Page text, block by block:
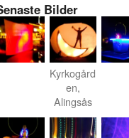
Bilder
Kyrkogård
en,
Alingsås